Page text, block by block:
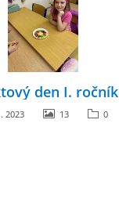
den I. ročník
2023 13 0